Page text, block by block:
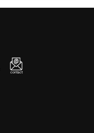
contact